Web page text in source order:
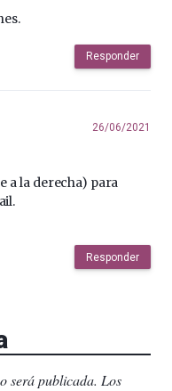
Responder
26/06/2021
a la derecha) para
Responder
será publicada. Los